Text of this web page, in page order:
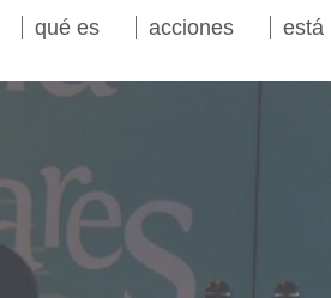
qué es acciones está